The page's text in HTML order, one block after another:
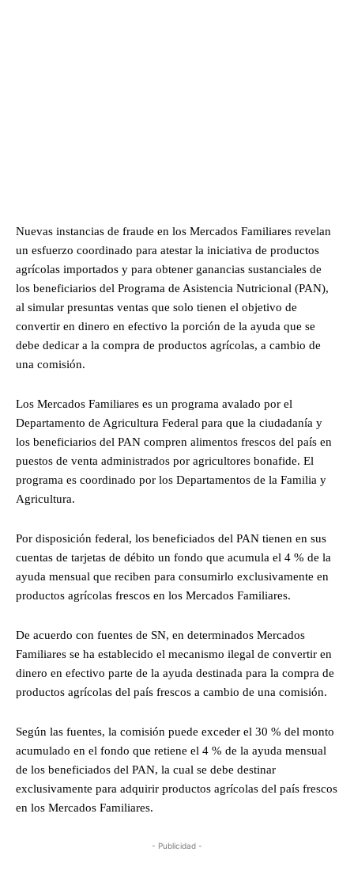
Nuevas instancias de fraude en los Mercados Familiares revelan
un esfuerzo coordinado para atestar la iniciativa de productos
agrícolas importados y para obtener ganancias sustanciales de
los beneficiarios del Programa de Asistencia Nutricional (PAN),
al simular presuntas ventas que solo tienen el objetivo de
convertir en dinero en efectivo la porción de la ayuda que se
debe dedicar a la compra de productos agrícolas, a cambio de
una comisión.
Los Mercados Familiares es un programa avalado por el
Departamento de Agricultura Federal para que la ciudadanía y
los beneficiarios del PAN compren alimentos frescos del país en
puestos de venta administrados por agricultores bonafide. El
programa es coordinado por los Departamentos de la Familia y
Agricultura.
Por disposición federal, los beneficiados del PAN tienen en sus
cuentas de tarjetas de débito un fondo que acumula el 4 % de la
ayuda mensual que reciben para consumirlo exclusivamente en
productos agrícolas frescos en los Mercados Familiares.
De acuerdo con fuentes de SN, en determinados Mercados
Familiares se ha establecido el mecanismo ilegal de convertir en
dinero en efectivo parte de la ayuda destinada para la compra de
productos agrícolas del país frescos a cambio de una comisión.
Según las fuentes, la comisión puede exceder el 30 % del monto
acumulado en el fondo que retiene el 4 % de la ayuda mensual
de los beneficiados del PAN, la cual se debe destinar
exclusivamente para adquirir productos agrícolas del país frescos
en los Mercados Familiares.
- Publicidad -